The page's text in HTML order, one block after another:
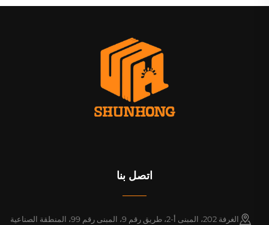
اتصل بنا
الغرفة 202، المبنى أ-2، طريق رقم 9، المبنى رقم 99، المنطقة الصناعية